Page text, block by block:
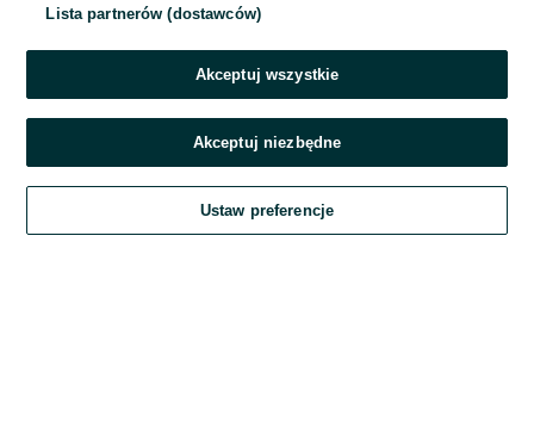
Nie pamiętasz hasła?
Zaloguj się
Kontynuując za pośrednictwem jednego z dostawców wskazanych powyżej,
Regulamin serwisu OLX.pl w jego aktualnym brzmieniu.
Lista partnerów (dostawców)
Akceptuj wszystkie
Akceptuj niezbędne
Ustaw preferencje